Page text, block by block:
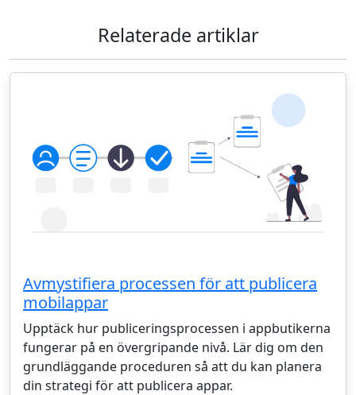
Relaterade artiklar
Avmystifiera processen för att publicera
mobilappar
Upptäck hur publiceringsprocessen i appbutikerna
fungerar på en övergripande nivå. Lär dig om den
grundläggande proceduren så att du kan planera
din strategi för att publicera appar.